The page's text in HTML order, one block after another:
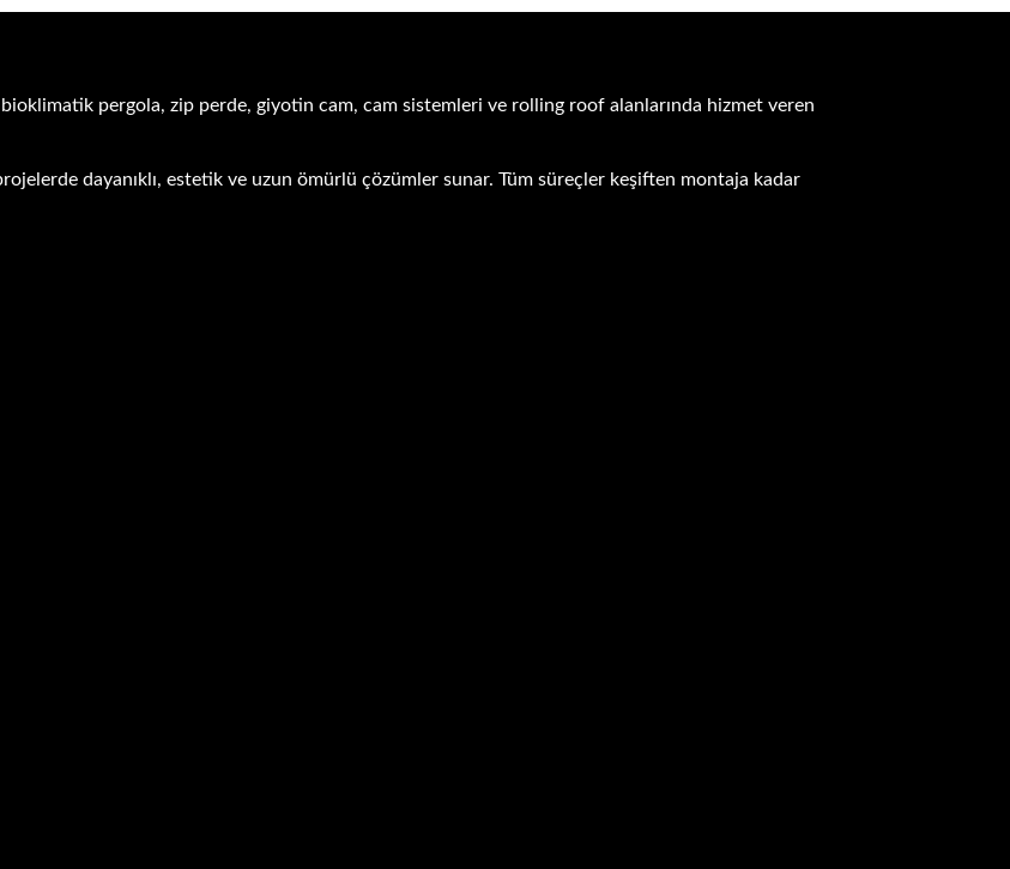
pergola, zip perde, giyotin cam, cam sistemleri ve rolling roof alanlarında hizmet veren
dayanıklı, estetik ve uzun ömürlü çözümler sunar. Tüm süreçler keşiften montaja kadar